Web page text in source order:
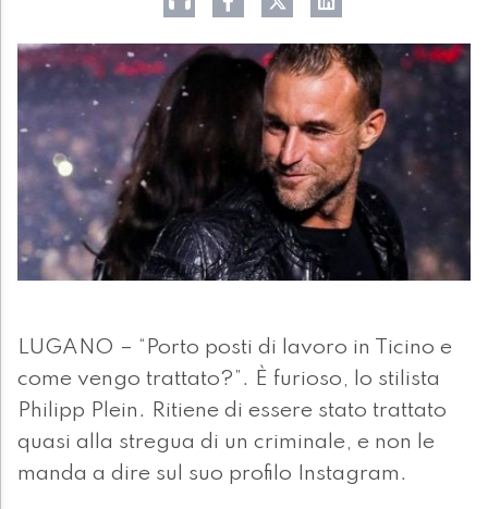
LUGANO – “Porto posti di lavoro in Ticino e
come vengo trattato?”. È furioso, lo stilista
Philipp Plein. Ritiene di essere stato trattato
quasi alla stregua di un criminale, e non le
manda a dire sul suo profilo Instagram.